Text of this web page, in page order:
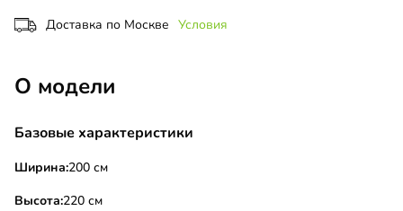
Доставка по Москве Условия
О модели
Базовые характеристики
Ширина:200 см
Высота:220 см